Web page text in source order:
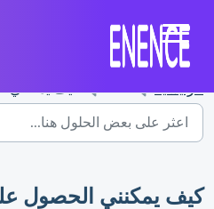
كيف يمكنني الحصول